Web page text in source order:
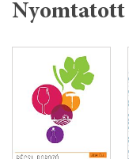
Nyomtatott